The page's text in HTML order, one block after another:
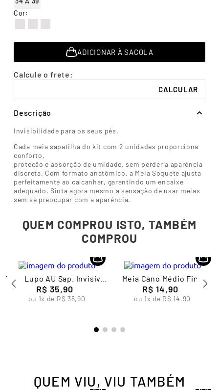
Cor:
ADICIONAR À SACOLA
Descrição
Invisibilidade para os seus pés.
Cada meia sapatilha do kit com 2 unidades proporciona
conforto,
proteção e absorção de umidade, sem perder a aparência
discreta. Com formato anatômico, a Meia Soquete ajusta
perfeitamente ao calcanhar, garantindo um encaixe
adequado. Sinta agora mesmo a sensação de usar meias
sem se preocupar com a aparência.
QUEM COMPROU ISTO, TAMBÉM
COMPROU
Meia Lupo AU Sap. Invisivel
K3
R$ 35,90
ou 1x de R$ 35,90
Meia Cano Médio Fina
Feminina Lupo
R$ 14,90
ou 1x de R$ 14,90
QUEM VIU, VIU TAMBÉM
10º cueca boxer